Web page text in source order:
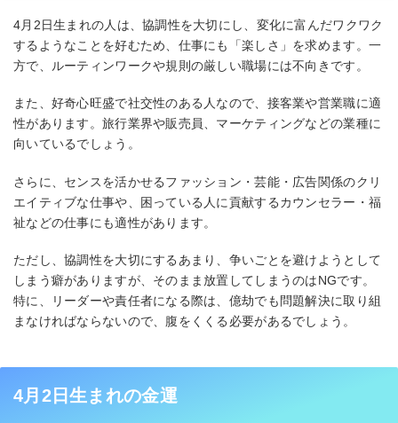
4月2日生まれの人は、協調性を大切にし、変化に富んだワクワク
するようなことを好むため、仕事にも「楽しさ」を求めます。一
方で、ルーティンワークや規則の厳しい職場には不向きです。
また、好奇心旺盛で社交性のある人なので、接客業や営業職に適
性があります。旅行業界や販売員、マーケティングなどの業種に
向いているでしょう。
さらに、センスを活かせるファッション・芸能・広告関係のクリ
エイティブな仕事や、困っている人に貢献するカウンセラー・福
祉などの仕事にも適性があります。
ただし、協調性を大切にするあまり、争いごとを避けようとして
しまう癖がありますが、そのまま放置してしまうのはNGです。
特に、リーダーや責任者になる際は、億劫でも問題解決に取り組
まなければならないので、腹をくくる必要があるでしょう。
4月2日生まれの金運